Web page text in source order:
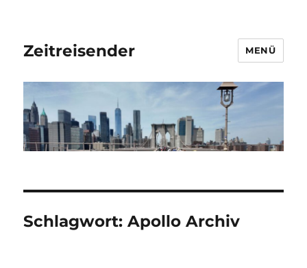
Zeitreisender MENÜ
Schlagwort:Apollo Archiv